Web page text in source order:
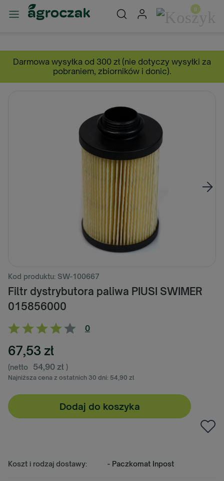
Darmowa wysyłka od 300 zł (nie dotyczy wysyłki za
pobraniem, zbiorników i donic).
Kod produktu: SW-100667
Filtr dystrybutora paliwa PIUSI SWIMER
015856000
0
67,53 zł
(netto 54,90 zł )
Najniższa cena z ostatnich 30 dni: 54,90 zł
Dodaj do koszyka
Koszt i rodzaj dostawy: - Paczkomat Inpost